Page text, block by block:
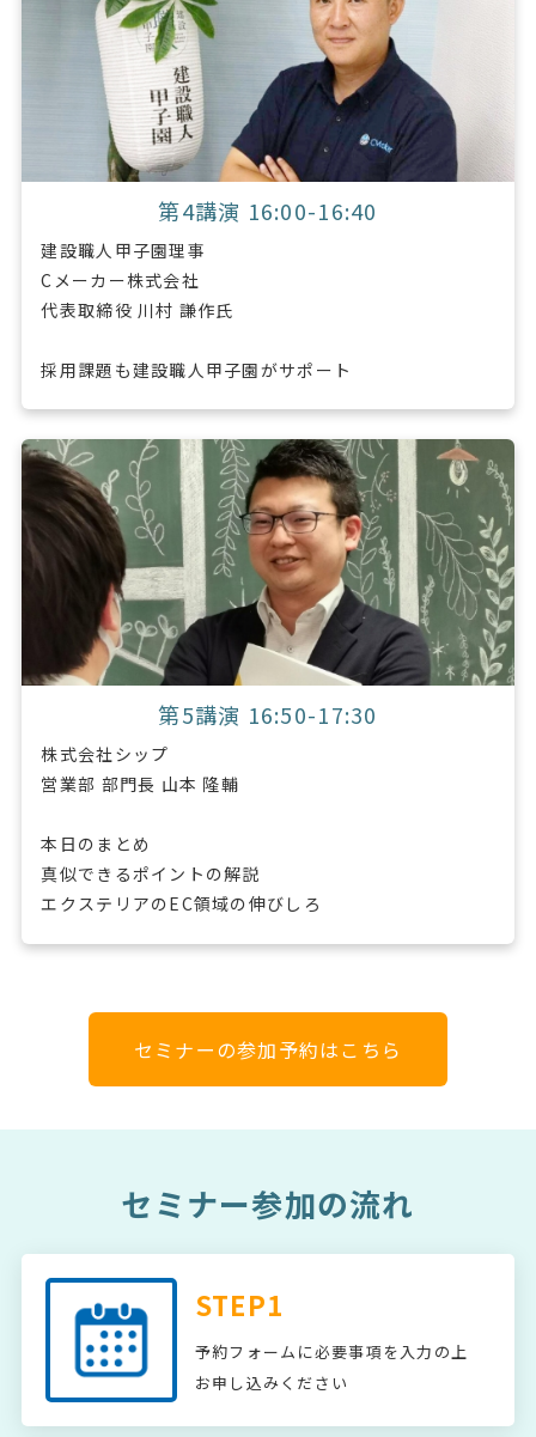
第4講演 16:00-16:40
建設職人甲子園理事
Cメーカー株式会社
代表取締役 川村 謙作氏
採用課題も建設職人甲子園がサポート
第5講演 16:50-17:30
株式会社シップ
営業部 部門長 山本 隆輔
本日のまとめ
真似できるポイントの解説
エクステリアのEC領域の伸びしろ
セミナーの参加予約はこちら
セミナー参加の流れ
STEP1
予約フォームに必要事項を入力の上
お申し込みください